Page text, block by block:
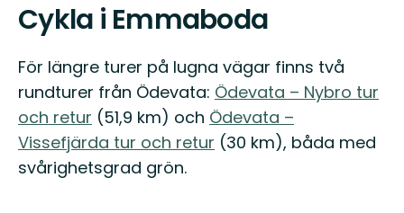
Cykla i Emmaboda
För längre turer på lugna vägar finns två
rundturer från Ödevata: Ödevata – Nybro tur
och retur (51,9 km) och Ödevata –
Vissefjärda tur och retur (30 km), båda med
svårighetsgrad grön.